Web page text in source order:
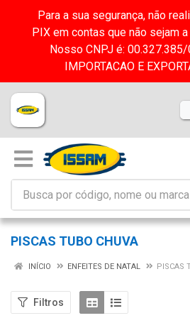
Para a sua segurança, não
PIX em contas que não sejam
Nosso CNPJ é:
IMPORTACAO E
PISCAS TUBO CHUVA
INÍCIO ENFEITES DE NATAL PISCAS
Filtros